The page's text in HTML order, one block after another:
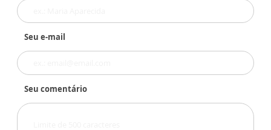
Seu e-mail
Seu comentário